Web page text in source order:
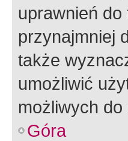
uprawnień
przynajmniej
także
umożliwić
możliwych
Góra